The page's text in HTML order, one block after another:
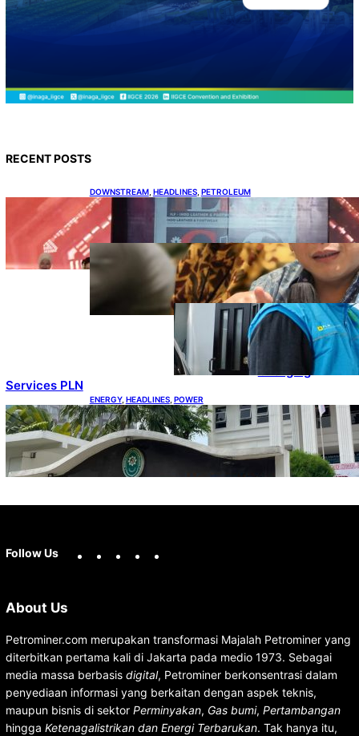
RECENT POSTS
DOWNSTREAM, HEADLINES, PETROLEUM
Terbuka, Peluang Usaha bagi IKM Alas Kaki
Lokal
ENERGY, HEADLINES RENEWABLE
IESR: Kepemimpinan Terpadu
jadi Kunci Percepatan PLTS
100 GW
ENERGY , HEADLINES
,
POWER
Ada 21.865
Pelanggan Baru
Gunakan Home
Services PLN
ENERGY, HEADLINES, POWER
Koalisi Bersihkan Indonesia Ajukan Banding
atas Putusan Gugatan RUPTL
Follow Us
About Us
Petrominer.com merupakan transformasi Majalah Petrominer yang
diterbitkan pertama kali di Jakarta pada medio 1973. Sebagai
media massa berbasis digital, Petrominer berkonsentrasi dalam
penyediaan informasi yang berkaitan dengan aspek teknis,
maupun bisnis di sektor Perminyakan, Gas bumi, Pertambangan
hingga Ketenagalistrikan dan Energi Terbarukan. Tak hanya itu,